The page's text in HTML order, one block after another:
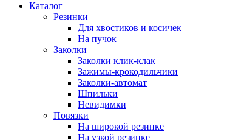
Каталог
Резинки
Для хвостиков и косичек
На пучок
Заколки
Заколки клик-клак
Зажимы-крокодильчики
Заколки-автомат
Шпильки
Невидимки
Повязки
На широкой резинке
На узкой резинке